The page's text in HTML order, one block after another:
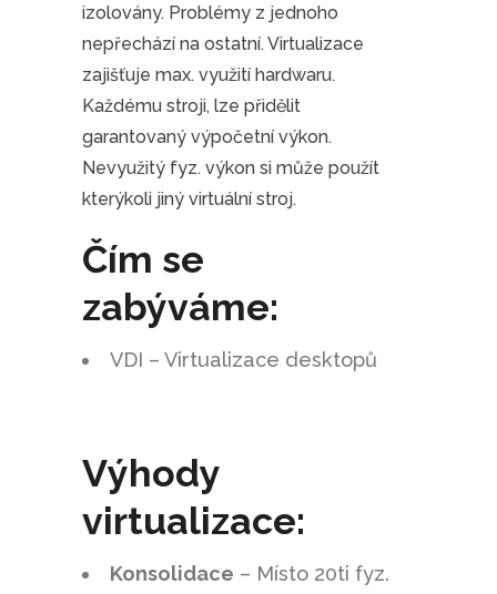
izolovány. Problémy z jednoho
nepřechází na ostatní. Virtualizace
zajišťuje max. využití hardwaru.
Každému stroji, lze přidělit
garantovaný výpočetní výkon.
Nevyužitý fyz. výkon si může použít
kterýkoli jiný virtuální stroj.
Čím se
zabýváme:
VDI – Virtualizace desktopů
Výhody
virtualizace:
Konsolidace – Místo 20ti fyz.